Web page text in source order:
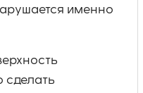
именно
сделать